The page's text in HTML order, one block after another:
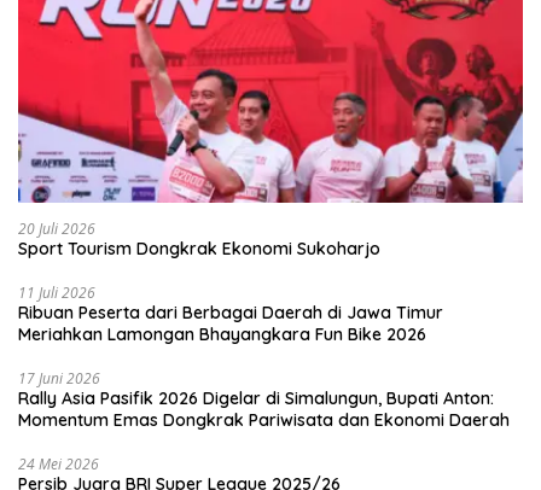
20 Juli 2026
Sport Tourism Dongkrak Ekonomi Sukoharjo
11 Juli 2026
Ribuan Peserta dari Berbagai Daerah di Jawa Timur
Meriahkan Lamongan Bhayangkara Fun Bike 2026
17 Juni 2026
Rally Asia Pasifik 2026 Digelar di Simalungun, Bupati Anton:
Momentum Emas Dongkrak Pariwisata dan Ekonomi Daerah
24 Mei 2026
Persib Juara BRI Super League 2025/26